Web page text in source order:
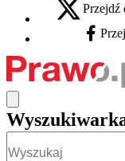
X - otwiera się w
Przejdź
Facebook